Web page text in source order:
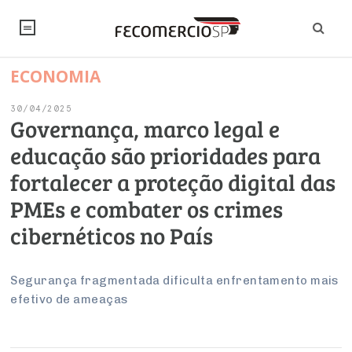
NOTÍCIAS
Artigos
Institucional
Debates Fecomercio-SP
PROJETOS ESPECIAIS:
UM BRASIL
Economia
Pesquisas
Brasil
Modernização do Estado
Trabalho
Arbitragem e Mediação
Negócios
Atacado
Sustentabilidade
PESQUISAS
INSTITUCIONAL
Imprensa
CONSELHOS
ECONOMIA
30/04/2025
Governança, marco legal e
educação são prioridades para
fortalecer a proteção digital das
PMEs e combater os crimes
cibernéticos no País
Segurança fragmentada dificulta enfrentamento mais
efetivo de ameaças